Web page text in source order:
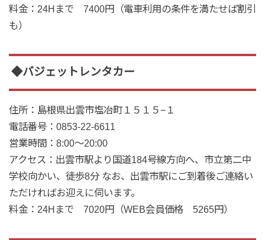
料金： 24Hまで 7400円（電車利用の条件を満たせば割引
も）
◆バジェットレンタカー
住所：島根県出雲市塩冶町１５１５−１
電話番号：0853-22-6611
営業時間 ：8:00～20:00
アクセス ：出雲市駅より国道184号線方向へ、市立第二中
学校向かい、徒歩8分 なお、出雲市駅にご到着後ご連絡い
ただければお迎えに伺います。
料金： 24Hまで 7020円 （WEB会員価格 5265円）